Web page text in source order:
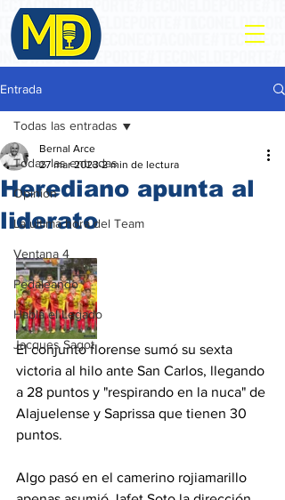
Entrada
Todas las entradas
Opinión
La ultima hora del Team
Ventana 4
Pedaleando
Habla el Legado
Jacques Sagot
Todas las entradas
Herediano apunta al
liderato
Bernal Arce
27 mar 2023 2 min de lectura
El conjunto florense sumó su sexta
victoria al hilo ante San Carlos, llegando
a 28 puntos y "respirando en la nuca" de
Alajuelense y Saprissa que tienen 30
puntos.
Algo pasó en el camerino rojiamarillo